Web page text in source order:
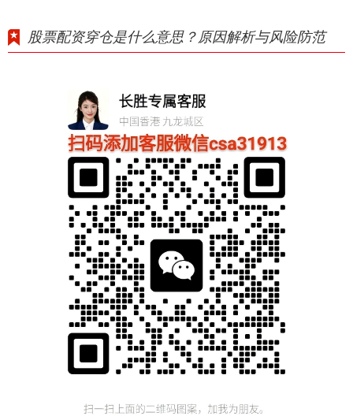
股票配资穿仓是什么意思？原因解析与风险防范